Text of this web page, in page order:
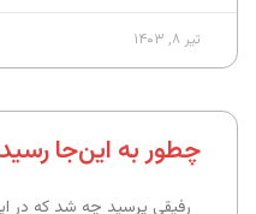
تیر ۸, ۱۴۰۳
چطور به این‌جا
رفیقی پرسید چه شد که در